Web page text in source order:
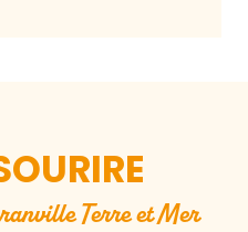
Terre et Mer